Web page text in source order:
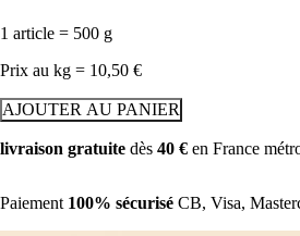
1 article = 500 g
Prix au kg = 10,50 €
AJOUTER AU PANIER
livraison gratuite dès 40 € en France
Paiement 100% sécurisé CB, Visa,